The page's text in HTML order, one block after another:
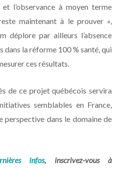
l’observance à moyen terme
maintenant à le prouver »,
déplore par ailleurs l’absence
dans la réforme 100 % santé, qui
ces résultats.
de ce projet québécois servira
semblables en France,
perspective dans le domaine de
infos, inscrivez-vous à